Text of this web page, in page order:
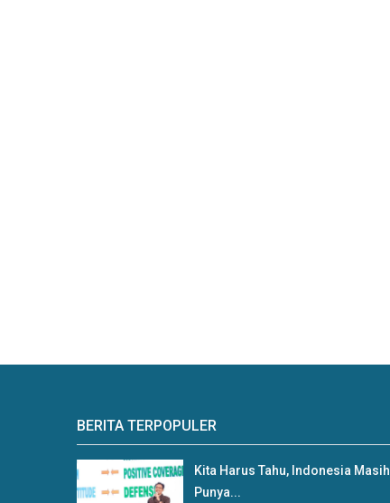
BERITA TERPOPULER
Kita Harus Tahu, Indonesia Masih
Punya...